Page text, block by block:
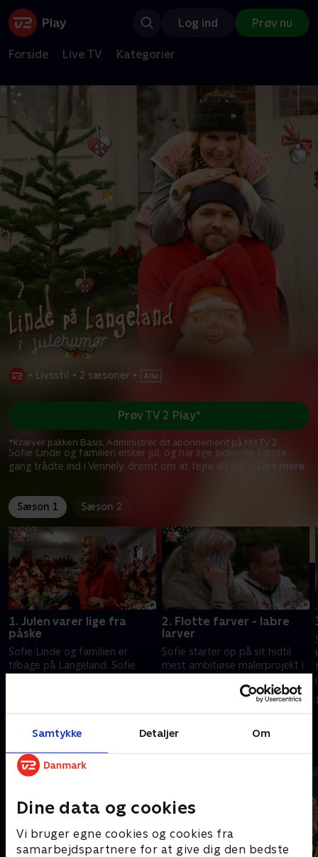
Samtykke Detaljer Om
Dine data og cookies
Vi bruger egne cookies og cookies fra
samarbejdspartnere for at give dig den bedste
Log ind Prøv nu
Forside Live TV Kategorier
• Livsstil • 2 sæsoner •
Sofie Linde og familien elsker jul, og har lige siden de første
gang trådte ind i Vennely, drømt om at fejre alt fra
Læs mere
Prøv TV 2 Play*
*Kræver pakken Basis. Administrer dit abonnement på Mit TV 2.
Sæson 1 Sæson 2
1. Julen varer lige fra
påske
Sofie Linde og familien er
tilbage på Langeland. Sofie
29. november 2023 • 40 min
2. Flotte farver - labre
larver
Sofie starter op på sit hidtil
mest ambitiøse malerprojekt i
i samme farver som Palads
biografen i København.
6. december 2023 • 39 min